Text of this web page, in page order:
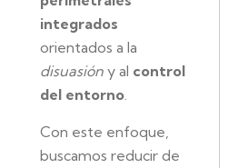
integrados
orientados a la
disuasión y al control
del entorno.
Con este enfoque,
buscamos reducir de